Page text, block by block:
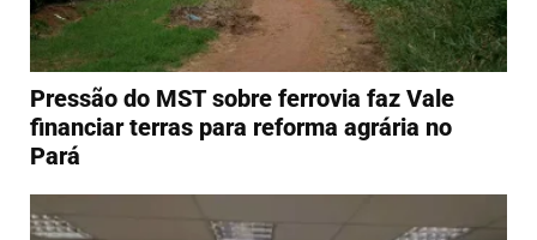
Pressão do MST sobre ferrovia faz Vale
financiar terras para reforma agrária no
Pará